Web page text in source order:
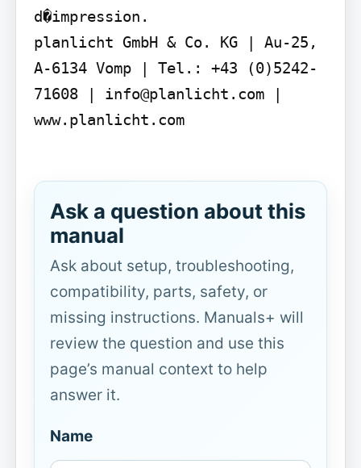
d�impression.
planlicht GmbH & Co. KG | Au-25,
A-6134 Vomp | Tel.: +43 (0)5242-
71608 | info@planlicht.com |
www.planlicht.com
Ask a question about this
manual
Ask about setup, troubleshooting,
compatibility, parts, safety, or
missing instructions. Manuals+ will
review the question and use this
page’s manual context to help
answer it.
Name